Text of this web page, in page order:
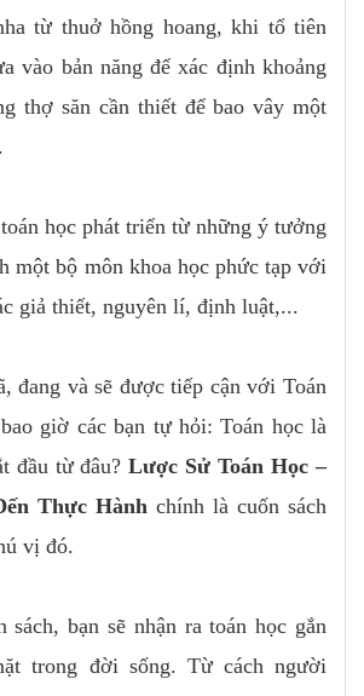
từ thuở hồng hoang, khi tổ tiên
vào bản năng để xác định khoảng
thợ săn cần thiết để bao vây một
học phát triển từ những ý tưởng
một bộ môn khoa học phức tạp với
giả thiết, nguyên lí, định luật,...
đang và sẽ được tiếp cận với Toán
giờ các bạn tự hỏi: Toán học là
đầu từ đâu?Lược Sử Toán Học –
Thực Hành chính là cuốn sách
vị đó.
sách, bạn sẽ nhận ra toán học gắn
trong đời sống. Từ cách người